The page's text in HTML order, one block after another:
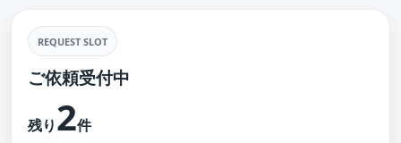
REQUEST SLOT
ご依頼受付中
残り2件